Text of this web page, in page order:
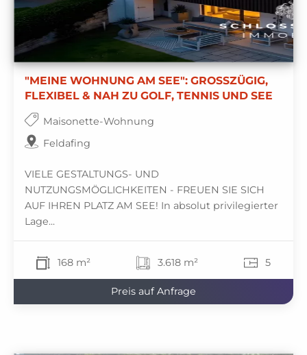
"MEINE WOHNUNG AM SEE": GROSSZÜGIG,
FLEXIBEL & NAH ZU GOLF, TENNIS UND SEE
Maisonette-Wohnung
Feldafing
VIELE GESTALTUNGS- UND
NUTZUNGSMÖGLICHKEITEN - FREUEN SIE SICH
AUF IHREN PLATZ AM SEE! In absolut privilegierter
Lage...
168 m² 3.618 m² 5
Preis auf Anfrage